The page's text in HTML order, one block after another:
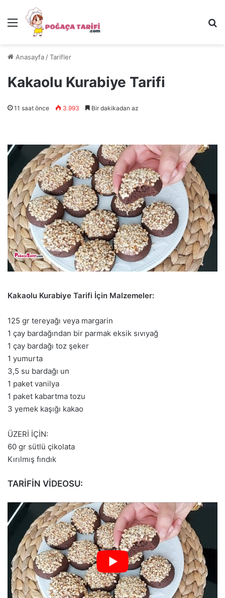
Menü
Anasayfa /Tarifler
Kakaolu Kurabiye Tarifi
11 saat önce 3.993 Bir dakikadan az
Kakaolu Kurabiye Tarifi İçin Malzemeler:
125 gr tereyağı veya margarin
1 çay bardağından bir parmak eksik sıvıyağ
1 çay bardağı toz şeker
1 yumurta
3,5 su bardağı un
1 paket vanilya
1 paket kabartma tozu
3 yemek kaşığı kakao
ÜZERİ İÇİN:
60 gr sütlü çikolata
Kırılmış fındık
TARİFİN VİDEOSU: